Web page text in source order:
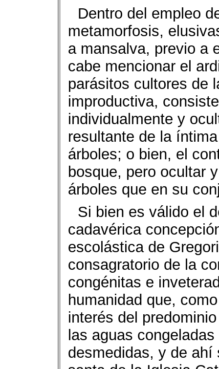
Dentro del empleo
metamorfosis,
a mansalva, previo a
cabe mencionar el
parásitos cultores de
improductiva,
individualmente y
resultante de la
árboles; o bien, el
bosque, pero ocultar
árboles que en su
Si bien es válido el
cadavérica
escolástica de
consagratorio de la
congénitas e
humanidad que,
interés del
las aguas
desmedidas, y de ahí